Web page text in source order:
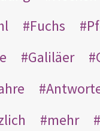
Fuchs
Galiläer
mehr